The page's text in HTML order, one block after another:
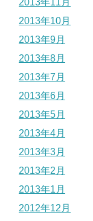
2013年11月
2013年10月
2013年9月
2013年8月
2013年7月
2013年6月
2013年5月
2013年4月
2013年3月
2013年2月
2013年1月
2012年12月